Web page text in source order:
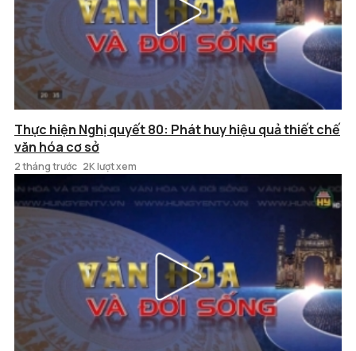
Thực hiện Nghị quyết 80: Phát huy hiệu quả thiết chế
văn hóa cơ sở
2 tháng trước 2K lượt xem